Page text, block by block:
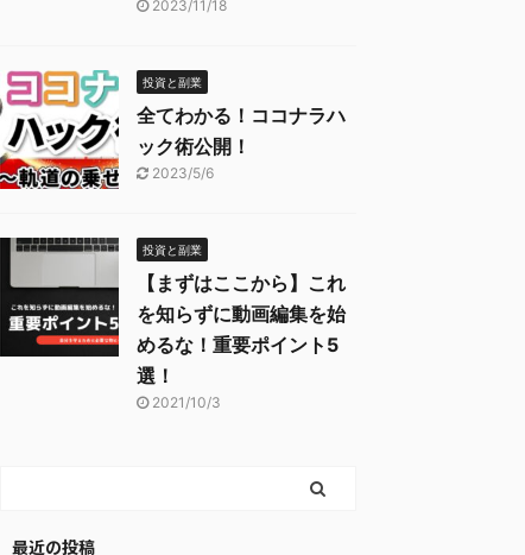
2023/11/18
投資と副業
全てわかる！ココナラハ
ック術公開！
2023/5/6
投資と副業
【まずはここから】これ
を知らずに動画編集を始
めるな！重要ポイント5
選！
2021/10/3
最近の投稿